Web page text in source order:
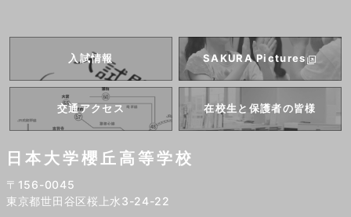
日本大学櫻丘高等学校
〒156-0045
東京都世田谷区桜上水3-24-22
入試情報 SAKURAPictures
交通アクセス 在校生と 保護者の皆様